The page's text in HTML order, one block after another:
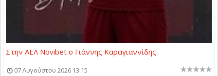
Στην ΑΕΛ Novibet ο Γιάννης Καραγιαννίδης
07 Αυγούστου 2026 13:15